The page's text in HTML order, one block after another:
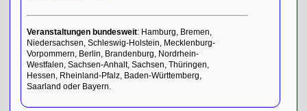
Veranstaltungen bundesweit: Hamburg, Bremen,
Niedersachsen, Schleswig-Holstein, Mecklenburg-
Vorpommern, Berlin, Brandenburg, Nordrhein-
Westfalen, Sachsen-Anhalt, Sachsen, Thüringen,
Hessen, Rheinland-Pfalz, Baden-Württemberg,
Saarland oder Bayern.